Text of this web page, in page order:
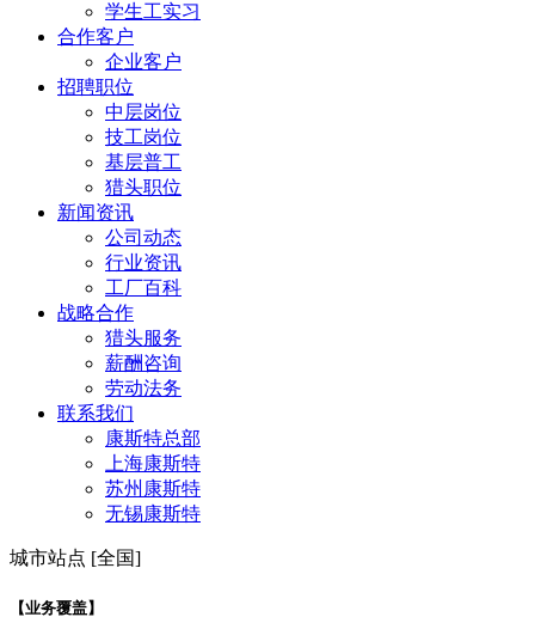
学生工实习
合作客户
企业客户
招聘职位
中层岗位
技工岗位
基层普工
猎头职位
新闻资讯
公司动态
行业资讯
工厂百科
战略合作
猎头服务
薪酬咨询
劳动法务
联系我们
康斯特总部
上海康斯特
苏州康斯特
无锡康斯特
城市站点 [全国]
【业务覆盖】